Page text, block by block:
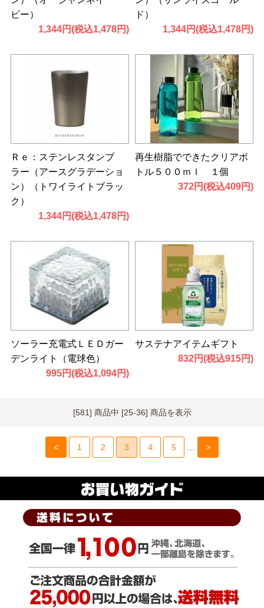
ビー）
1,344円(税込1,478円)
ド）
1,344円(税込1,478円)
Ｒｅ：ステンレスタンブ
ラー（アースグラデーショ
ン）（トワイライトブラッ
ク）
1,344円(税込1,478円)
再生樹脂でできたクリアボ
トル５００ｍｌ １個
372円(税込409円)
ソーラー充電式ＬＥＤガー
デンライト（電球色）
995円(税込1,094円)
サステナアイテムギフト
832円(税込915円)
[581] 商品中 [25-36] 商品を表示
< 1 2 3 4 5 … >